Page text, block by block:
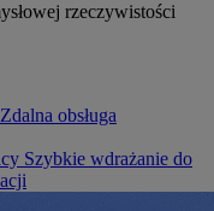
rzeczywistości
Zdalna obsługa
Szybkie wdrażanie do